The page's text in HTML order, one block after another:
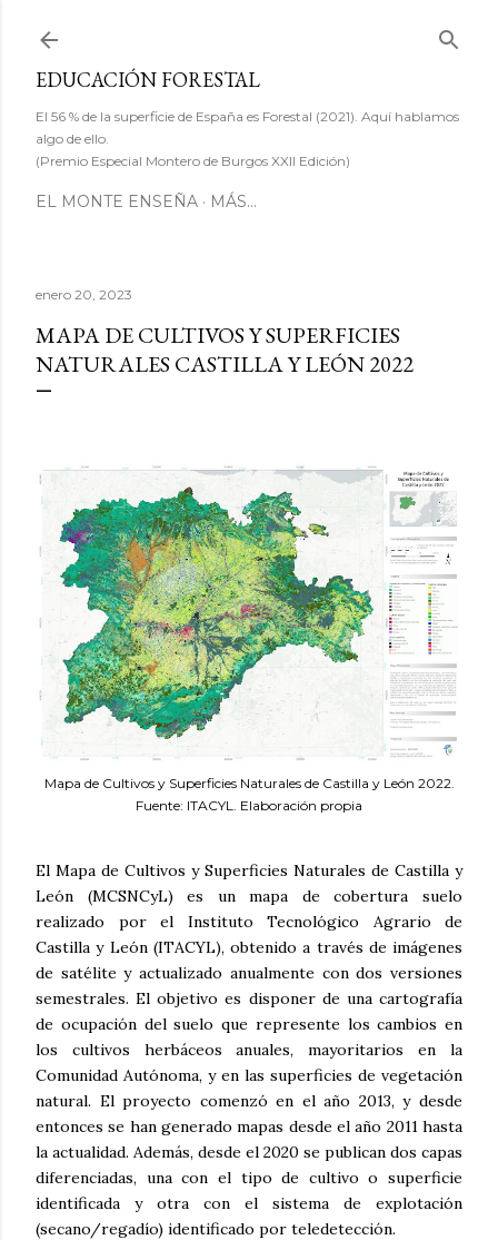
EDUCACIÓN FORESTAL
El 56 % de la superficie de España es Forestal (2021). Aquí hablamos
algo de ello.
(Premio Especial Montero de Burgos XXII Edición)
EL MONTE ENSEÑA MÁS…
enero 20, 2023
MAPA DE CULTIVOS Y SUPERFICIES
NATURALES CASTILLA Y LEÓN 2022
Mapa de Cultivos y Superficies Naturales de Castilla y León 2022.
Fuente: ITACYL. Elaboración propia
El Mapa de Cultivos y Superficies Naturales de Castilla y
León (MCSNCyL) es un mapa de cobertura suelo
realizado por el Instituto Tecnológico Agrario de
Castilla y León (ITACYL), obtenido a través de imágenes
de satélite y actualizado anualmente con dos versiones
semestrales. El objetivo es disponer de una cartografía
de ocupación del suelo que represente los cambios en
los cultivos herbáceos anuales, mayoritarios en la
Comunidad Autónoma, y en las superficies de vegetación
natural. El proyecto comenzó en el año 2013, y desde
entonces se han generado mapas desde el año 2011 hasta
la actualidad. Además, desde el 2020 se publican dos capas
diferenciadas, una con el tipo de cultivo o superficie
identificada y otra con el sistema de explotación
(secano/regadío) identificado por teledetección.